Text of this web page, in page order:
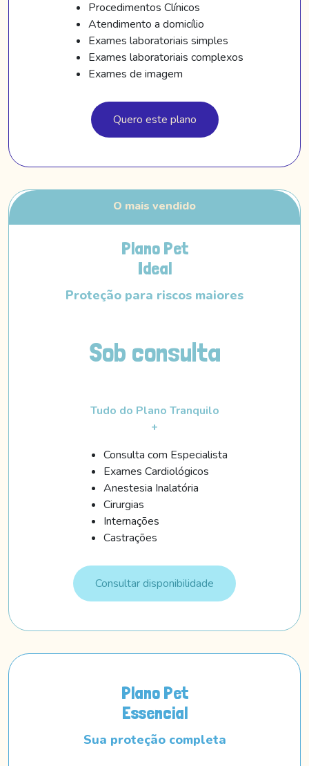
Procedimentos Clínicos
Atendimento a domicílio
Exames laboratoriais simples
Exames laboratoriais complexos
Exames de imagem
Quero este plano
Plano Pet
Ideal
Proteção para riscos maiores
Sob consulta
Tudo do Plano Tranquilo
+
Consulta com Especialista
Exames Cardiológicos
Anestesia Inalatória
Cirurgias
Internações
Castrações
Consultar disponibilidade
Plano Pet
Essencial
Sua proteção completa